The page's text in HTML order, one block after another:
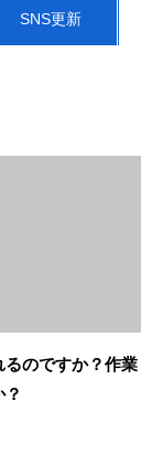
SNS更新
のですか？作業